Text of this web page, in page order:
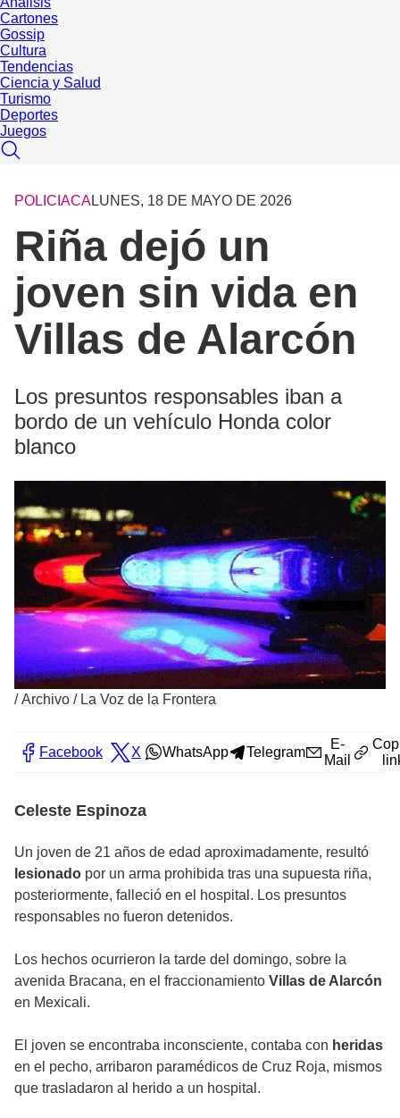
Cartones
Gossip
Cultura
Tendencias
Ciencia y Salud
Turismo
Deportes
Juegos
POLICIACALUNES, 18 DE MAYO DE 2026
Riña dejó un
joven sin vida en
Villas de Alarcón
Los presuntos responsables iban a
bordo de un vehículo Honda color
blanco
/Archivo / La Voz de la Frontera
Facebook X WhatsApp Telegram
E-
Mail
Celeste Espinoza
Un joven de 21 años de edad aproximadamente, resultó
lesionado por un arma prohibida tras una supuesta riña,
posteriormente, falleció en el hospital. Los presuntos
responsables no fueron detenidos.
Los hechos ocurrieron la tarde del domingo, sobre la
avenida Bracana, en el fraccionamiento Villas de Alarcón
en Mexicali.
El joven se encontraba inconsciente, contaba con heridas
en el pecho, arribaron paramédicos de Cruz Roja, mismos
que trasladaron al herido a un hospital.